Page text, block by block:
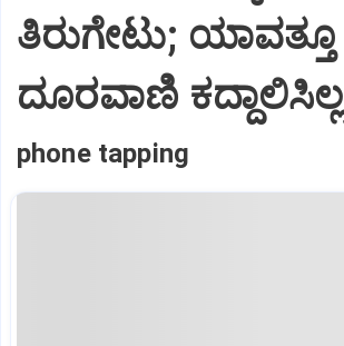
ತಿರುಗೇಟು; ಯಾವತ್ತೂ
ದೂರವಾಣಿ ಕದ್ದಾಲಿಸಿಲ್ಲ
phone tapping